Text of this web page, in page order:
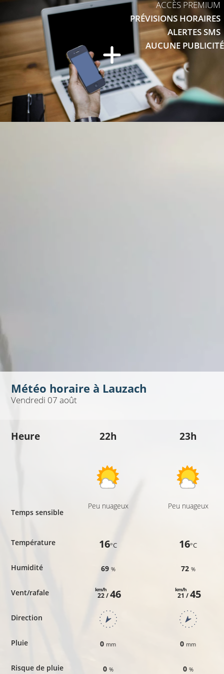
ACCÈS PREMIUM
PRÉVISIONS HORAIRES
ALERTES SMS
AUCUNE PUBLICITÉ
Météo horaire à Lauzach
Vendredi 07 août
Heure
Temps sensible
Température
Humidité
Vent/rafale
Direction
Pluie
Risque de pluie
22h
Peu nuageux
16°C
69 %
22 /
km/h 46
0 mm
0 %
23h
Peu nuageux
16°C
72 %
21 /
km/h 45
0 mm
0 %